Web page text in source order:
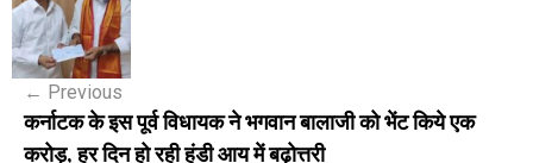
o
s
n
← Previous
कर्नाटक के इस पूर्व विधायक ने भगवान बालाजी को भेंट किये एक
करोड़, हर दिन हो रही हुंडी आय में बढ़ोत्तरी